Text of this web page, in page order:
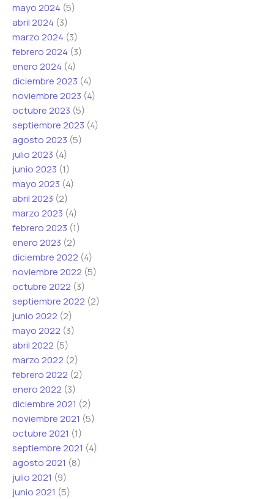
mayo 2024 (5)
abril 2024 (3)
marzo 2024 (3)
febrero 2024 (3)
enero 2024 (4)
diciembre 2023 (4)
noviembre 2023 (4)
octubre 2023 (5)
septiembre 2023 (4)
agosto 2023 (5)
julio 2023 (4)
junio 2023 (1)
mayo 2023 (4)
abril 2023 (2)
marzo 2023 (4)
febrero 2023 (1)
enero 2023 (2)
diciembre 2022 (4)
noviembre 2022 (5)
octubre 2022 (3)
septiembre 2022 (2)
junio 2022 (2)
mayo 2022 (3)
abril 2022 (5)
marzo 2022 (2)
febrero 2022 (2)
enero 2022 (3)
diciembre 2021 (2)
noviembre 2021 (5)
octubre 2021 (1)
septiembre 2021 (4)
agosto 2021 (8)
julio 2021 (9)
junio 2021 (5)